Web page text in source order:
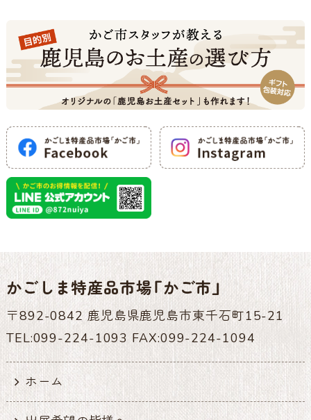
かごしま特産品市場「かご市」
〒892-0842 鹿児島県鹿児島市東千石町15-21
TEL:099-224-1093 FAX:099-224-1094
ホーム